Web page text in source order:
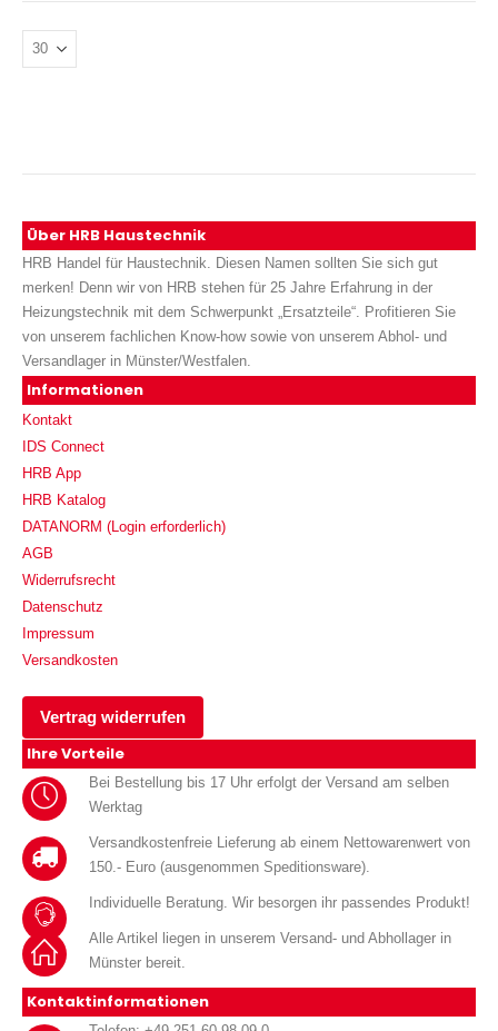
Über HRB Haustechnik
HRB Handel für Haustechnik. Diesen Namen sollten Sie sich gut
merken! Denn wir von HRB stehen für 25 Jahre Erfahrung in der
Heizungstechnik mit dem Schwerpunkt „Ersatzteile“. Profitieren Sie
von unserem fachlichen Know-how sowie von unserem Abhol- und
Versandlager in Münster/Westfalen.
Informationen
Kontakt
IDS Connect
HRB App
HRB Katalog
DATANORM (Login erforderlich)
AGB
Widerrufsrecht
Datenschutz
Impressum
Versandkosten
Vertrag widerrufen
Ihre Vorteile
Bei Bestellung bis 17 Uhr erfolgt der Versand am selben
Werktag
Versandkostenfreie Lieferung ab einem Nettowarenwert von
150.- Euro (ausgenommen Speditionsware).
Individuelle Beratung. Wir besorgen ihr passendes Produkt!
Alle Artikel liegen in unserem Versand- und Abhollager in
Münster bereit.
Kontaktinformationen